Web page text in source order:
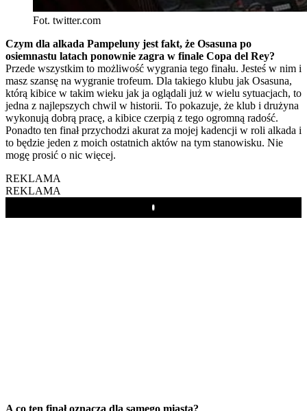
Fot. twitter.com
Czym dla alkada Pampeluny jest fakt, że Osasuna po
osiemnastu latach ponownie zagra w finale Copa del Rey?
Przede wszystkim to możliwość wygrania tego finału. Jesteś w nim i
masz szansę na wygranie trofeum. Dla takiego klubu jak Osasuna,
którą kibice w takim wieku jak ja oglądali już w wielu sytuacjach, to
jedna z najlepszych chwil w historii. To pokazuje, że klub i drużyna
wykonują dobrą pracę, a kibice czerpią z tego ogromną radość.
Ponadto ten finał przychodzi akurat za mojej kadencji w roli alkada i
to będzie jeden z moich ostatnich aktów na tym stanowisku. Nie
mogę prosić o nic więcej.
REKLAMA
REKLAMA
Play
A co ten finał oznacza dla samego miasta?